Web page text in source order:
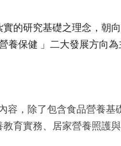
的研究基礎之理念，朝
養保健 」二大發展方向為
容，除了包含食品營養基
育實務、居家營養照護